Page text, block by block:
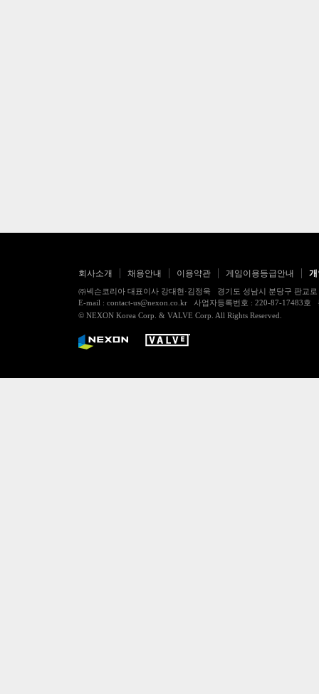
회사소개 채용안내 이용약관 게임이용등급안내
㈜넥슨코리아 대표이사 강대현·김정욱 경기도 성남시 분당구 판교
E-mail : contact-us@nexon.co.kr 사업자등록번호 : 220-87-17483
© NEXON Korea Corp. & VALVE Corp. All Rights Reserved.